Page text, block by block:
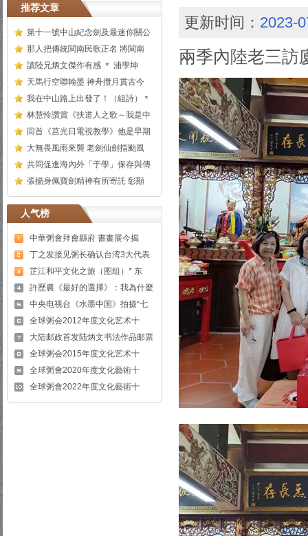
推荐文章
第十一號中山紀念劍及最迷你關公
那人把傳統閩南民歌正名 將閩南
讀陸兄炳文傑作有感 ＊ 浦學坤
天馬行空聯翰墨 神舟攬月貫古今
我在中山路上出發了！（組詩）＊
林慧怜讚賞《扶道人之歌～我是中
回首《莒光日電視教學》他是早期
大無畏風雨來襲 老劍仙劍指颱風
共同促進海內外「于學」保存與傳
張揚身佩寶劍精神有所寄託 彰顯
人气榜
中華粥會拜會縣府 書畫展今揭
丁之发接见粥长确认台湾3大代表
芷江和平文化之旅（图组）* 东
許歷農《最好的選擇》：我為什麼
中央电视台《水墨中国》拍摄“七
全球粥会2012年度文化艺术十
大陆邮政首发陆炳文书法作品邮票
全球粥会2015年度文化艺术十
全球粥會2020年度文化藝術十
全球粥會2022年度文化藝術十
更新时间： 2023-
兩季內陸老三訪